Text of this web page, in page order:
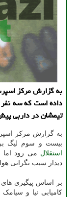
به گزارش مرکز
داده است که سه نفر
تیمشان در داربی
به گزارش مرکز
بیست و سوم لیگ
استقلال می رود اما
دیدار سبب نگرانی
بر اساس پیگیری های
کامیابی نیا و